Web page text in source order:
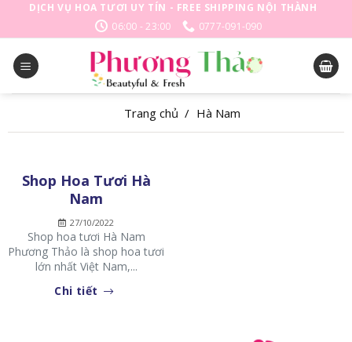
DỊCH VỤ HOA TƯƠI UY TÍN - FREE SHIPPING NỘI THÀNH
06:00 - 23:00
0777-091-090
Trang chủ / Hà Nam
Shop Hoa Tươi Hà
Nam
27/10/2022
Shop hoa tươi Hà Nam
Phương Thảo là shop hoa tươi
lớn nhất Việt Nam,...
Chi tiết